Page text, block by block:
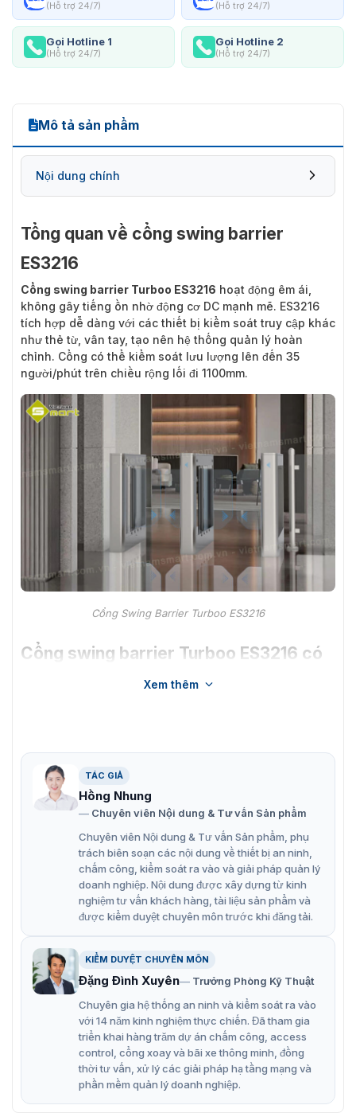
(Hỗ trợ 24/7) (Hỗ trợ 24/7)
Gọi Hotline 1
(Hỗ trợ 24/7)
Gọi Hotline 2
(Hỗ trợ 24/7)
Mô tả sản phẩm
Nội dung chính
Cổng swing barrier Turboo ES3216 có tính
năng gì?
Tổng quan về cổng swing barrier
ES3216
Cổng swing barrier Turboo ES3216 hoạt động êm ái,
không gây tiếng ồn nhờ động cơ DC mạnh mẽ. ES3216
tích hợp dễ dàng với các thiết bị kiểm soát truy cập khác
như thẻ từ, vân tay, tạo nên hệ thống quản lý hoàn
chỉnh. Cổng có thể kiểm soát lưu lượng lên đến 35
người/phút trên chiều rộng lối đi 1100mm.
Cổng Swing Barrier Turboo ES3216
Cổng swing barrier Turboo ES3216 có
và dễ dàng tích hợp với các hệ thống quản lý an ninh.
Thiết kế hiện đại và tinh tế
Cổng ES3216 nổi bật với thiết kế hiện đại và tinh tế, dễ
dàng hòa nhập với bất kỳ không gian nào. Với cấu trúc
làm từ thép không gỉ chất lượng cao, đảm bảo độ bền bỉ
và khả năng chống chịu thời tiết tốt. Vẻ ngoài sang
trọng, phù hợp cho các khu vực yêu cầu tính thẩm mỹ
Xem thêm
TÁC GIẢ
Hồng Nhung
Chuyên viên Nội dung & Tư vấn Sản phẩm
Chuyên viên Nội dung & Tư vấn Sản phẩm, phụ
trách biên soạn các nội dung về thiết bị an ninh,
chấm công, kiểm soát ra vào và giải pháp quản lý
doanh nghiệp. Nội dung được xây dựng từ kinh
nghiệm tư vấn khách hàng, tài liệu sản phẩm và
được kiểm duyệt chuyên môn trước khi đăng tải.
KIỂM DUYỆT CHUYÊN MÔN
Đặng Đình Xuyên
Trưởng Phòng Kỹ Thuật
Chuyên gia hệ thống an ninh và kiểm soát ra vào
với 14 năm kinh nghiệm thực chiến. Đã tham gia
triển khai hàng trăm dự án chấm công, access
control, cổng xoay và bãi xe thông minh, đồng
thời tư vấn, xử lý các giải pháp hạ tầng mạng và
phần mềm quản lý doanh nghiệp.